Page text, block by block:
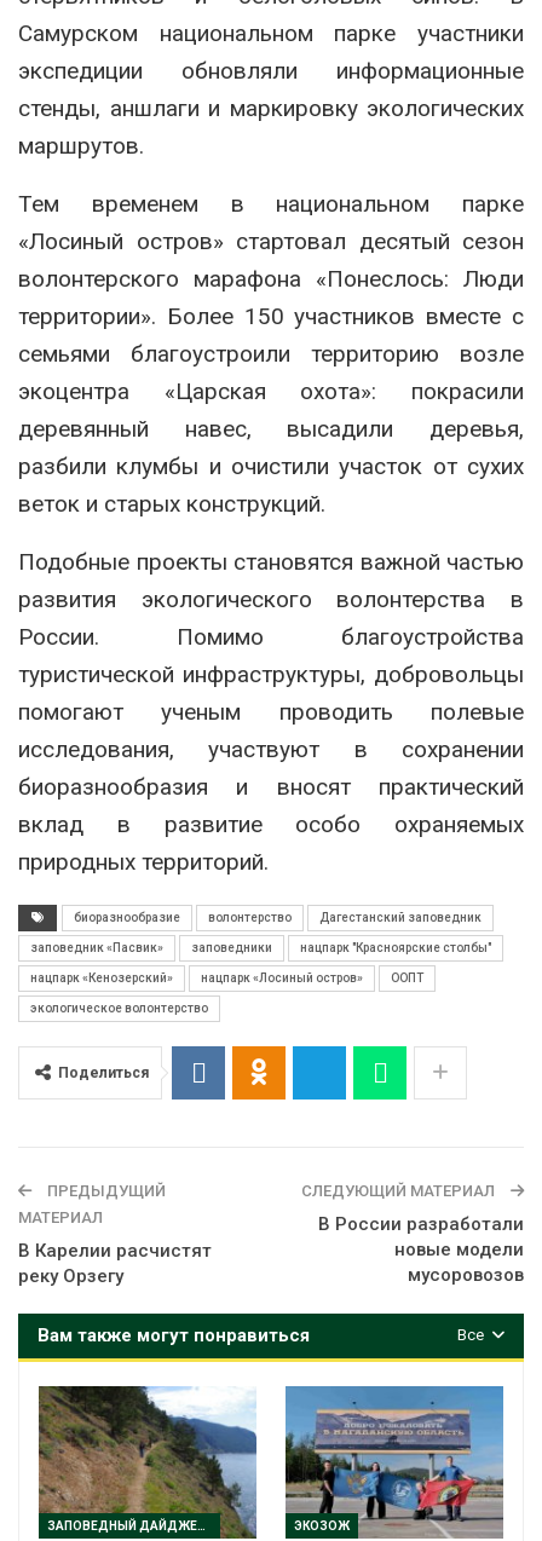
Самурском национальном парке участники
экспедиции обновляли информационные
стенды, аншлаги и маркировку экологических
маршрутов.
Тем временем в национальном парке
«Лосиный остров» стартовал десятый сезон
волонтерского марафона «Понеслось: Люди
территории». Более 150 участников вместе с
семьями благоустроили территорию возле
экоцентра «Царская охота»: покрасили
деревянный навес, высадили деревья,
разбили клумбы и очистили участок от сухих
веток и старых конструкций.
Подобные проекты становятся важной частью
развития экологического волонтерства в
России. Помимо благоустройства
туристической инфраструктуры, добровольцы
помогают ученым проводить полевые
исследования, участвуют в сохранении
биоразнообразия и вносят практический
вклад в развитие особо охраняемых
природных территорий.
биоразнообразие волонтерство Дагестанский заповедник
заповедник «Пасвик» заповедники нацпарк "Красноярские столбы"
нацпарк «Кенозерский» нацпарк «Лосиный остров» ООПТ
экологическое волонтерство
Поделиться
ПРЕДЫДУЩИЙ
МАТЕРИАЛ
В Карелии расчистят
реку Орзегу
СЛЕДУЮЩИЙ МАТЕРИАЛ
В России разработали
новые модели
мусоровозов
Все
Вам также могут понравиться
ЗАПОВЕДНЫЙ ДАЙДЖЕСТ ЭКОЗОЖ